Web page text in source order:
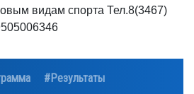
видам спорта Тел.8(3467)
#Результаты